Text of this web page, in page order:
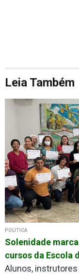
Leia Também
POLÍTICA
Solenidade
cursos da Escola
Alunos,